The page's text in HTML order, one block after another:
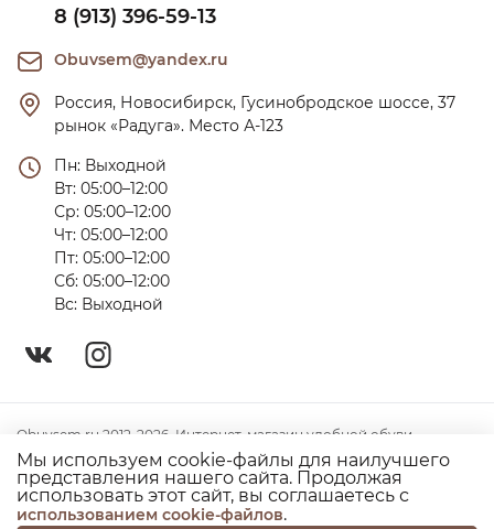
8 (913) 396-59-13
Obuvsem@yandex.ru
Россия, Новосибирск, Гусинобродское шоссе, 37
рынок «Радуга». Место А-123
Пн: Выходной
Вт: 05:00–12:00
Ср: 05:00–12:00
Чт: 05:00–12:00
Пт: 05:00–12:00
Сб: 05:00–12:00
Вс: Выходной
Obuvsem.ru 2012-2026. Интернет-магазин удобной обуви
Политика конфиденциальности
Согласие на использование куки
Мы используем cookie-файлы для наилучшего
представления нашего сайта. Продолжая
использовать этот сайт, вы соглашаетесь с
использованием cookie-файлов.